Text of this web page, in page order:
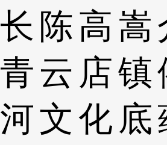
长陈高嵩
青云店镇
河文化底